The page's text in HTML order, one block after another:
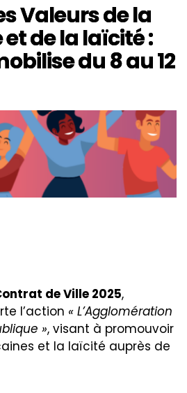
Valeurs de la
de la laïcité :
du 8 au 12
de Ville 2025,
l’action « L’Agglomération
», visant à promouvoir
et la laïcité auprès de